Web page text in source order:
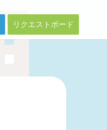
リクエストボード